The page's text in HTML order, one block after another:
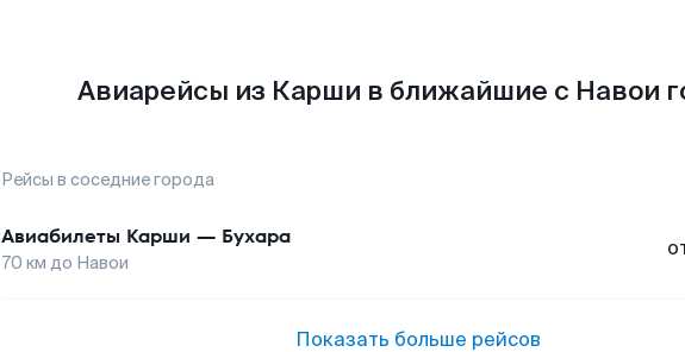
Авиарейсы из Карши в ближайшие с Навои
Рейсы в соседние города
Авиабилеты Карши — Бухара
70 км до Навои
Показать больше рейсов